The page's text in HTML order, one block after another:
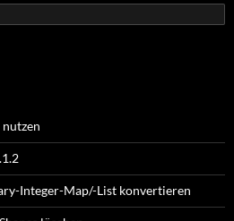
Integer-Map/-List konvertieren